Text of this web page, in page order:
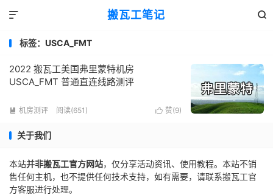
搬瓦工笔记 

标签：USCA_FMT
2022 搬瓦工美国弗里蒙特机房
USCA_FMT 普通直连线路测评
 机房测评 阅读(651)  赞(9)
关于我们
本站并非搬瓦工官方网站，仅分享活动资讯、使用教程。本站不销
售任何主机，也不提供任何技术支持，如有需要，请联系搬瓦工官
方客服进行处理。